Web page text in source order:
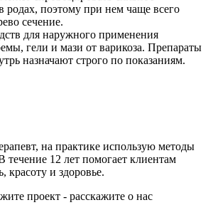
родах, поэтому при нем чаще всего
сечение.
для наружного применения
гели и мази от варикоза. Препараты
назначают строго по показаниям.
на практике использую методы
течение 12 лет помогает клиентам
красоту и здоровье.
проект - расскажите о нас